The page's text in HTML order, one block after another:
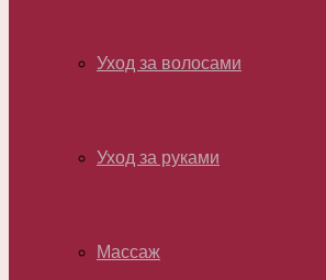
Уход за волосами
Уход за руками
Массаж